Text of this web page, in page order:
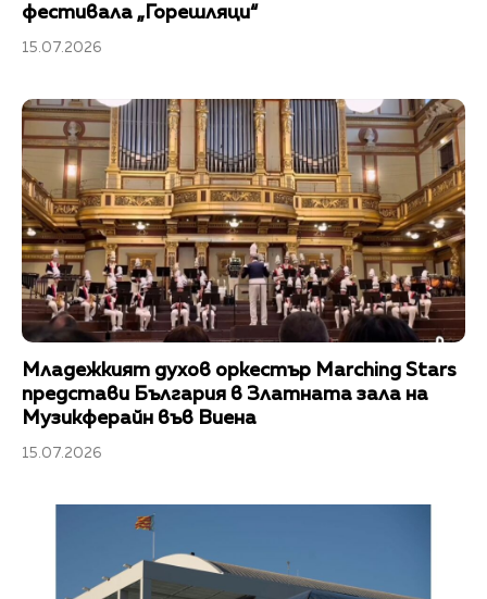
фестивала „Горешляци“
15.07.2026
Младежкият духов оркестър Marching Stars
представи България в Златната зала на
Музикферайн във Виена
15.07.2026